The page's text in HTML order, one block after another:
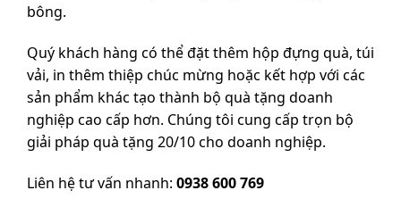
bông.
Quý khách hàng có thể đặt thêm hộp đựng quà, túi
vải, in thêm thiệp chúc mừng hoặc kết hợp với các
sản phẩm khác tạo thành bộ quà tặng doanh
nghiệp cao cấp hơn. Chúng tôi cung cấp trọn bộ
giải pháp quà tặng 20/10 cho doanh nghiệp.
Liên hệ tư vấn nhanh: 0938 600 769